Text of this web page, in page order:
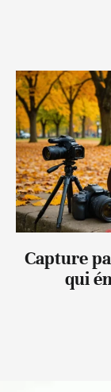
Capture
qui